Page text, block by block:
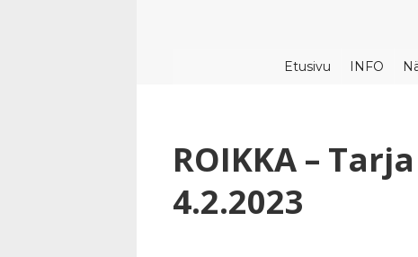
Etusivu INFO
ROIKKA –
4.2.2023